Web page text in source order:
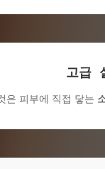
고급
은 피부에 직접 닿는